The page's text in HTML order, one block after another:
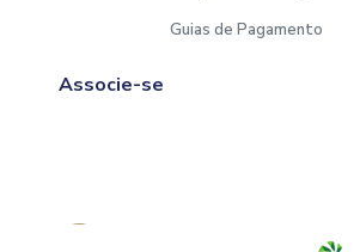
Guias de Pagamento
Associe-se